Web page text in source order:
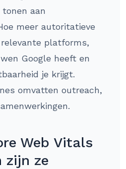
aan
meer autoritatieve
platforms,
Google heeft en
je krijgt.
omvatten outreach,
Web Vitals
zijn ze